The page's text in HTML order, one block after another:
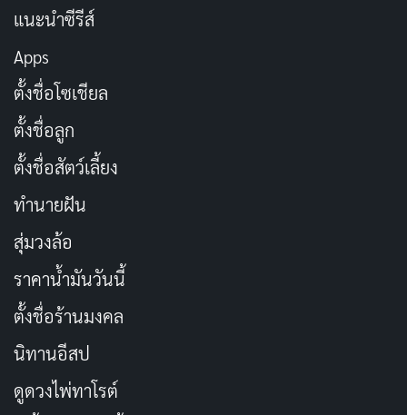
มนุษย์โดยไม่เข้าใจมันจริงๆ มันสร้าง
Effect
ชอบ
นี้แน่นอน
Screenlifeคือเทคนิคการเล่าเรื่องที่ทุกอย่างเกิดขึ้นบน
แนะนำซีรีส์
Apps
ตั้งชื่อโซเชียล
ตั้งชื่อลูก
ตั้งชื่อสัตว์เลี้ยง
ทำนายฝัน
สุ่มวงล้อ
ราคาน้ำมันวันนี้
ตั้งชื่อร้านมงคล
นิทานอีสป
ดูดวงไพ่ทาโรต์